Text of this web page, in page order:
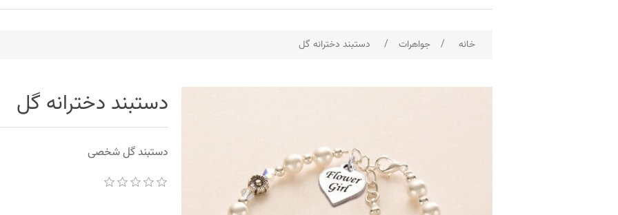
خانه / جواهرات / دستبند دخترانه گل
دستبند دخترانه گل
دستبند گل شخصی